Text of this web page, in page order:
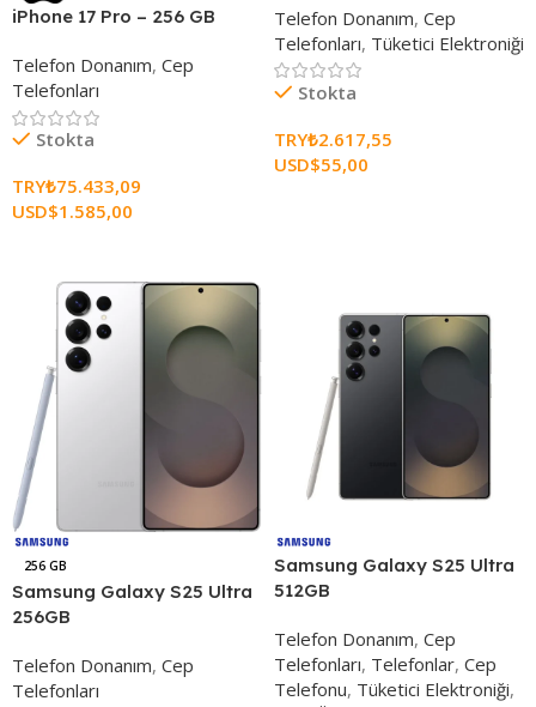
iPhone 17 Pro – 256 GB
Telefon Donanım, Cep
Telefonları
Stokta
TRY₺75.433,09
USD$1.585,00
Telefon Donanım, Cep
Telefonları, Tüketici Elektroniği
Stokta
TRY₺2.617,55
USD$55,00
256 GB
Samsung Galaxy S25 Ultra
256GB
Telefon Donanım, Cep
Telefonları
Samsung Galaxy S25 Ultra
512GB
Telefon Donanım, Cep
Telefonları, Telefonlar, Cep
Telefonu, Tüketici Elektroniği,